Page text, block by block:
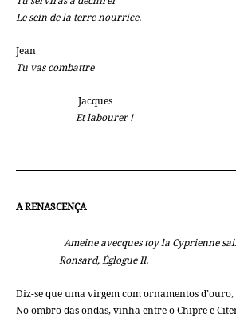
Le sein de la terre nourrice.
Jean
Tu vas combattre
Jacques
Et labourer !
A RENASCENÇA
Ameine avecques toy la Cyprienne
Ronsard, Églogue II.
Diz-se que uma virgem com ornamentos d’ouro,
No ombro das ondas, vinha entre o Chipre e